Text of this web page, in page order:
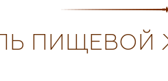
ПИЩЕВОЙ